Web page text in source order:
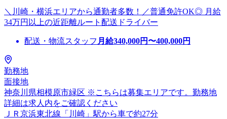
＼川崎・横浜エリアから通勤者多数！／普通免許OK◎ 月給
34万円以上の近距離ルート配送ドライバー
配送・物流スタッフ 月給340,000円〜400,000円
勤務地
面接地
神奈川県相模原市緑区 ※こちらは募集エリアです。勤務地
詳細は求人内をご確認ください
ＪＲ京浜東北線「川崎」駅から車で約27分